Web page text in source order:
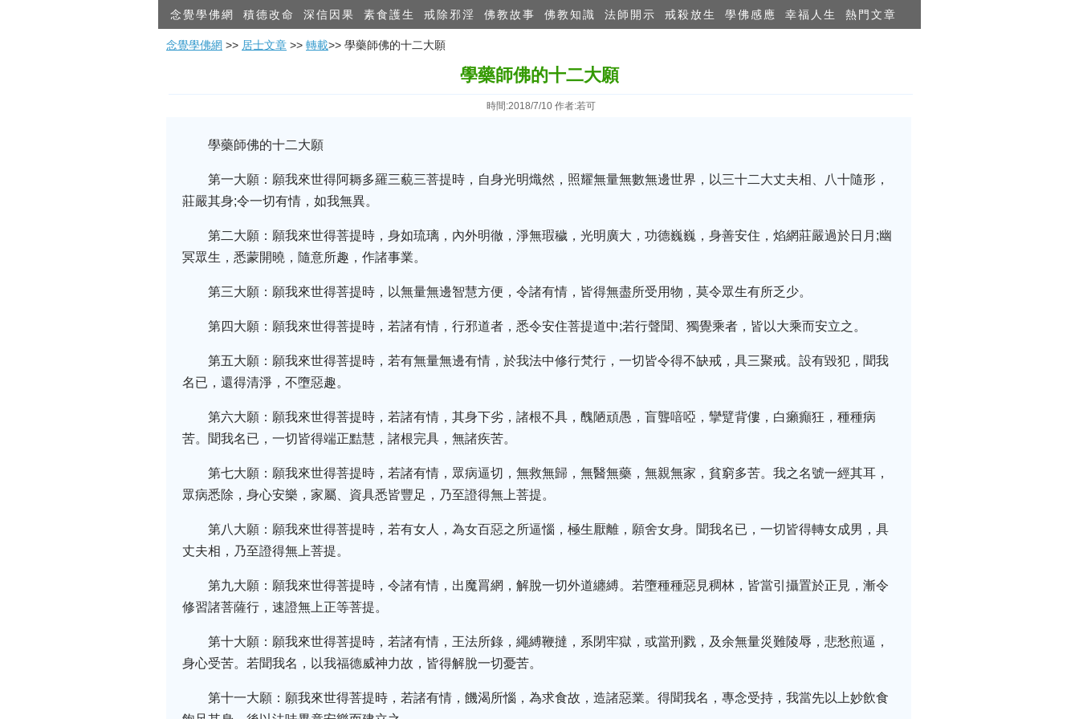
念覺學佛網 積德改命 深信因果 素食護生 戒除邪淫 佛教故事 佛教知識 法師開示 戒殺放生 學佛感應 幸福人生 熱門文章
念覺學佛網 >> 居士文章 >> 轉載>> 學藥師佛的十二大願
學藥師佛的十二大願
時間:2018/7/10 作者:若可
學藥師佛的十二大願
第一大願：願我來世得阿耨多羅三藐三菩提時，自身光明熾然，照耀無量無數無邊世界，以三十二大丈夫相、八十隨形，
莊嚴其身;令一切有情，如我無異。
第二大願：願我來世得菩提時，身如琉璃，內外明徹，淨無瑕穢，光明廣大，功德巍巍，身善安住，焰網莊嚴過於日月;幽
冥眾生，悉蒙開曉，隨意所趣，作諸事業。
第三大願：願我來世得菩提時，以無量無邊智慧方便，令諸有情，皆得無盡所受用物，莫令眾生有所乏少。
第四大願：願我來世得菩提時，若諸有情，行邪道者，悉令安住菩提道中;若行聲聞、獨覺乘者，皆以大乘而安立之。
第五大願：願我來世得菩提時，若有無量無邊有情，於我法中修行梵行，一切皆令得不缺戒，具三聚戒。設有毀犯，聞我
名已，還得清淨，不墮惡趣。
第六大願：願我來世得菩提時，若諸有情，其身下劣，諸根不具，醜陋頑愚，盲聾喑啞，攣躄背僂，白癩癲狂，種種病
苦。聞我名已，一切皆得端正黠慧，諸根完具，無諸疾苦。
第七大願：願我來世得菩提時，若諸有情，眾病逼切，無救無歸，無醫無藥，無親無家，貧窮多苦。我之名號一經其耳，
眾病悉除，身心安樂，家屬、資具悉皆豐足，乃至證得無上菩提。
第八大願：願我來世得菩提時，若有女人，為女百惡之所逼惱，極生厭離，願舍女身。聞我名已，一切皆得轉女成男，具
丈夫相，乃至證得無上菩提。
第九大願：願我來世得菩提時，令諸有情，出魔罥網，解脫一切外道纏縛。若墮種種惡見稠林，皆當引攝置於正見，漸令
修習諸菩薩行，速證無上正等菩提。
第十大願：願我來世得菩提時，若諸有情，王法所錄，繩縛鞭撻，系閉牢獄，或當刑戮，及余無量災難陵辱，悲愁煎逼，
身心受苦。若聞我名，以我福德威神力故，皆得解脫一切憂苦。
第十一大願：願我來世得菩提時，若諸有情，饑渴所惱，為求食故，造諸惡業。得聞我名，專念受持，我當先以上妙飲食